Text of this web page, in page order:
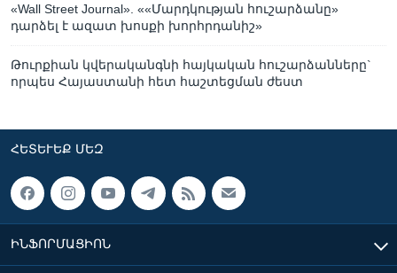
«Wall Street Journal». ««Մարդկության հուշարձանը»
դարձել է ազատ խոսքի խորհրդանիշ»
Թուրքիան կվերականգնի հայկական հուշարձանները`
որպես Հայաստանի հետ հաշտեցման ժեստ
ՀԵՏԵՒԵՔ ՄԵԶ
ԻՆՖՈՐՄԱՑԻՈՆ